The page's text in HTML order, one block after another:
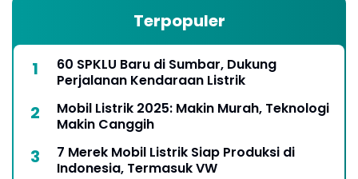
Terpopuler
60 SPKLU Baru di Sumbar, Dukung
Perjalanan Kendaraan Listrik
Mobil Listrik 2025: Makin Murah, Teknologi
Makin Canggih
7 Merek Mobil Listrik Siap Produksi di
Indonesia, Termasuk VW